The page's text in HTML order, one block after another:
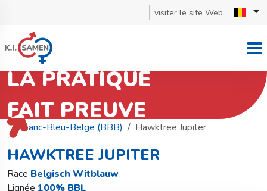
visiter le site Web
LA PRATIQUE
FAIT PREUVE
Retourner à la recherche de taureaux
Blanc-Bleu-Belge (BBB)
Hawktree Jupiter
HAWKTREE JUPITER
Race Belgisch Witblauw
Lignée 100% BBL